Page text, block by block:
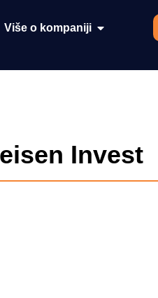
Više o kompaniji
Invest